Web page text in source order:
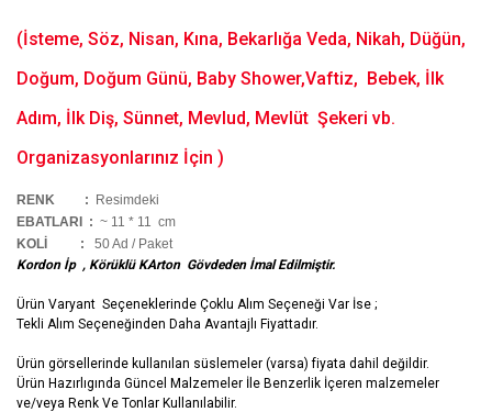
(İsteme, Söz, Nisan, Kına, Bekarlığa Veda, Nikah, Düğün,
Doğum, Doğum Günü, Baby Shower,Vaftiz, Bebek, İlk
Adım, İlk Diş, Sünnet, Mevlud, Mevlüt Şekeri vb.
Organizasyonlarınız İçin )
RENK :
Resimdeki
EBATLARI : ~ 11 * 11 cm
KOLİ
: 50 Ad / Paket
Kordon İp , Körüklü KArton Gövdeden İmal Edilmiştir.
Ürün Varyant Seçeneklerinde Çoklu Alım Seçeneği Var İse ;
Tekli Alım Seçeneğinden Daha Avantajlı Fiyattadır.
Ürün görsellerinde kullanılan süslemeler (varsa) fiyata dahil değildir.
Ürün Hazırlıgında Güncel Malzemeler İle Benzerlik İçeren malzemeler
ve/veya Renk Ve Tonlar Kullanılabilir.